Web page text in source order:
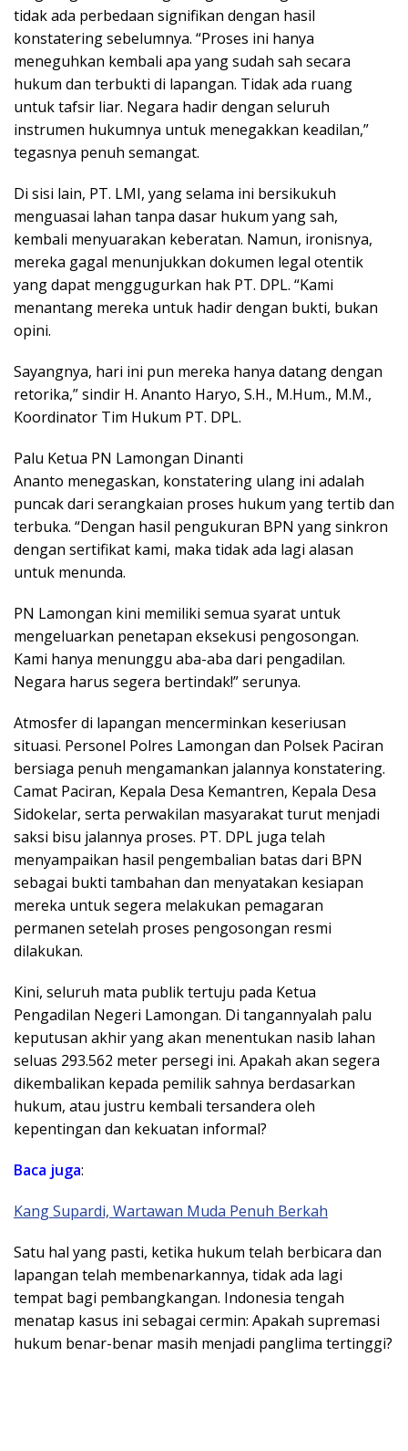
tidak ada perbedaan signifikan dengan hasil
konstatering sebelumnya. “Proses ini hanya
meneguhkan kembali apa yang sudah sah secara
hukum dan terbukti di lapangan. Tidak ada ruang
untuk tafsir liar. Negara hadir dengan seluruh
instrumen hukumnya untuk menegakkan keadilan,”
tegasnya penuh semangat.
Di sisi lain, PT. LMI, yang selama ini bersikukuh
menguasai lahan tanpa dasar hukum yang sah,
kembali menyuarakan keberatan. Namun, ironisnya,
mereka gagal menunjukkan dokumen legal otentik
yang dapat menggugurkan hak PT. DPL. “Kami
menantang mereka untuk hadir dengan bukti, bukan
opini.
Sayangnya, hari ini pun mereka hanya datang dengan
retorika,” sindir H. Ananto Haryo, S.H., M.Hum., M.M.,
Koordinator Tim Hukum PT. DPL.
Palu Ketua PN Lamongan Dinanti
Ananto menegaskan, konstatering ulang ini adalah
puncak dari serangkaian proses hukum yang tertib dan
terbuka. “Dengan hasil pengukuran BPN yang sinkron
dengan sertifikat kami, maka tidak ada lagi alasan
untuk menunda.
PN Lamongan kini memiliki semua syarat untuk
mengeluarkan penetapan eksekusi pengosongan.
Kami hanya menunggu aba-aba dari pengadilan.
Negara harus segera bertindak!” serunya.
Atmosfer di lapangan mencerminkan keseriusan
situasi. Personel Polres Lamongan dan Polsek Paciran
bersiaga penuh mengamankan jalannya konstatering.
Camat Paciran, Kepala Desa Kemantren, Kepala Desa
Sidokelar, serta perwakilan masyarakat turut menjadi
saksi bisu jalannya proses. PT. DPL juga telah
menyampaikan hasil pengembalian batas dari BPN
sebagai bukti tambahan dan menyatakan kesiapan
mereka untuk segera melakukan pemagaran
permanen setelah proses pengosongan resmi
dilakukan.
Kini, seluruh mata publik tertuju pada Ketua
Pengadilan Negeri Lamongan. Di tangannyalah palu
keputusan akhir yang akan menentukan nasib lahan
seluas 293.562 meter persegi ini. Apakah akan segera
dikembalikan kepada pemilik sahnya berdasarkan
hukum, atau justru kembali tersandera oleh
kepentingan dan kekuatan informal?
Baca juga:
Kang Supardi, Wartawan Muda Penuh Berkah
Satu hal yang pasti, ketika hukum telah berbicara dan
lapangan telah membenarkannya, tidak ada lagi
tempat bagi pembangkangan. Indonesia tengah
menatap kasus ini sebagai cermin: Apakah supremasi
hukum benar-benar masih menjadi panglima tertinggi?